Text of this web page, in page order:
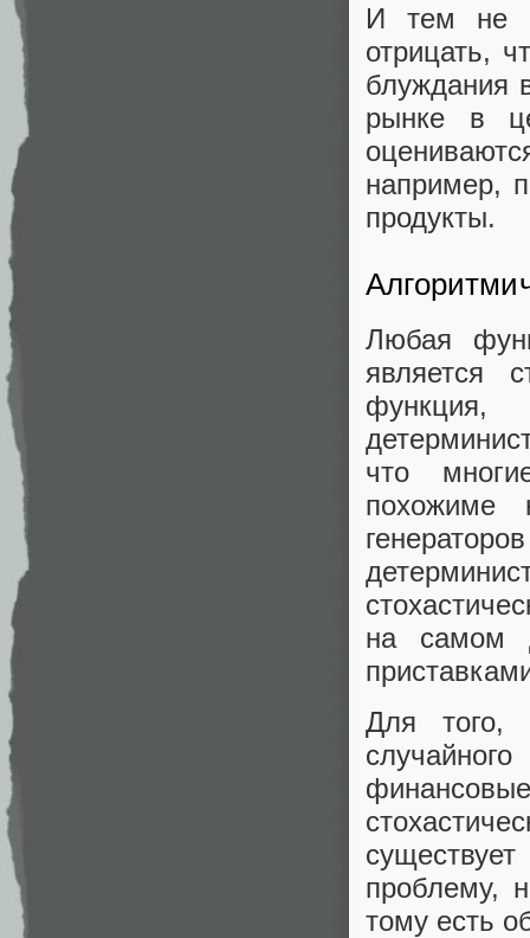
И тем не
отрицать,
блуждания
рынке в
например,
продукты.
Любая
является
функция,
что
похожиме
на самом
Для того,
проблему,
тому есть